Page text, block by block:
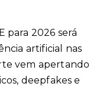
para 2026 será
artificial nas
vem apertando
deepfakes e